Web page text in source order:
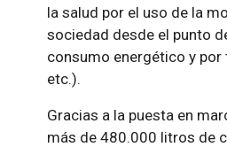
la salud por el uso de la
sociedad desde el punto
consumo energético y
etc.).
Gracias a la puesta en
más de 480.000 litros de